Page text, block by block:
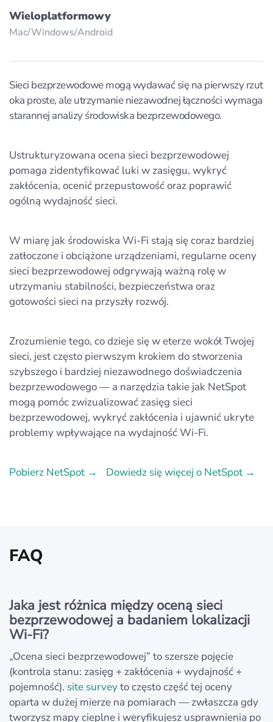
Wieloplatformowy
Mac/Windows/Аndroid
Sieci bezprzewodowe mogą wydawać się na pierwszy rzut
oka proste, ale utrzymanie niezawodnej łączności wymaga
starannej analizy środowiska bezprzewodowego.
Ustrukturyzowana ocena sieci bezprzewodowej
pomaga zidentyfikować luki w zasięgu, wykryć
zakłócenia, ocenić przepustowość oraz poprawić
ogólną wydajność sieci.
W miarę jak środowiska Wi‑Fi stają się coraz bardziej
zatłoczone i obciążone urządzeniami, regularne oceny
sieci bezprzewodowej odgrywają ważną rolę w
utrzymaniu stabilności, bezpieczeństwa oraz
gotowości sieci na przyszły rozwój.
Zrozumienie tego, co dzieje się w eterze wokół Twojej
sieci, jest często pierwszym krokiem do stworzenia
szybszego i bardziej niezawodnego doświadczenia
bezprzewodowego — a narzędzia takie jak NetSpot
mogą pomóc zwizualizować zasięg sieci
bezprzewodowej, wykryć zakłócenia i ujawnić ukryte
problemy wpływające na wydajność Wi‑Fi.
Pobierz NetSpot → Dowiedz się więcej o NetSpot →
FAQ
Jaka jest różnica między oceną sieci
bezprzewodowej a badaniem lokalizacji
Wi‑Fi?
„Ocena sieci bezprzewodowej” to szersze pojęcie
(kontrola stanu: zasięg + zakłócenia + wydajność +
pojemność). site surveyto często część tej oceny
oparta w dużej mierze na pomiarach — zwłaszcza gdy
tworzysz mapy cieplne i weryfikujesz usprawnienia po